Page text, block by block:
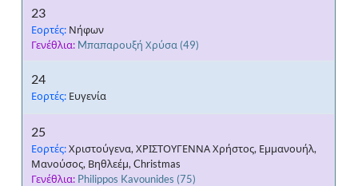
23
Εορτές: Νήφων
Γενέθλια: Mπαπαρουξή Χρύσα (49)
24
Εορτές: Ευγενία
25
Εορτές:Χριστούγενα, ΧΡΙΣΤΟΥΓΕΝΝΑ Χρήστος, Εμμανουήλ,
Μανούσος, Βηθλεέμ, Christmas
Γενέθλια: Philippos Kavounides (75)